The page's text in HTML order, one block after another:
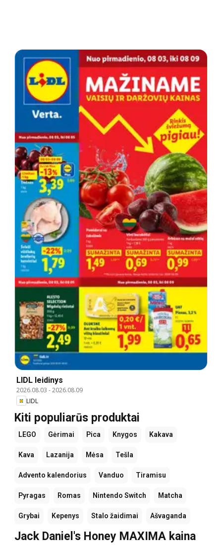
LIDL leidinys
2026.08.03 -2026.08.09
LIDL
Kiti populiarūs produktai
LEGO Gėrimai Pica Knygos Kakava
Kava Lazanija Mėsa Tešla
Advento kalendorius Vanduo Tiramisu
Pyragas Romas Nintendo Switch Matcha
Grybai Kepenys Stalo žaidimai Ašvaganda
Jack Daniel's Honey MAXIMA kaina